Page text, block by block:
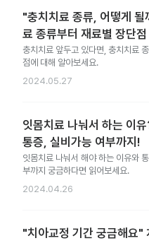
"충치치료 종류, 어떻게 될
료 종류부터 재료별 장단점
충치치료 앞두고 있다면, 충치치료
점에 대해 알아보세요.
2024.05.27
잇몸치료 나눠서 하는 이
통증, 실비가능 여부까지!
잇몸치료 나눠서 해야 하는 이유와
부까지 궁금하다면 읽어보세요.
2024.04.26
"치아교정 기간 궁금해요"